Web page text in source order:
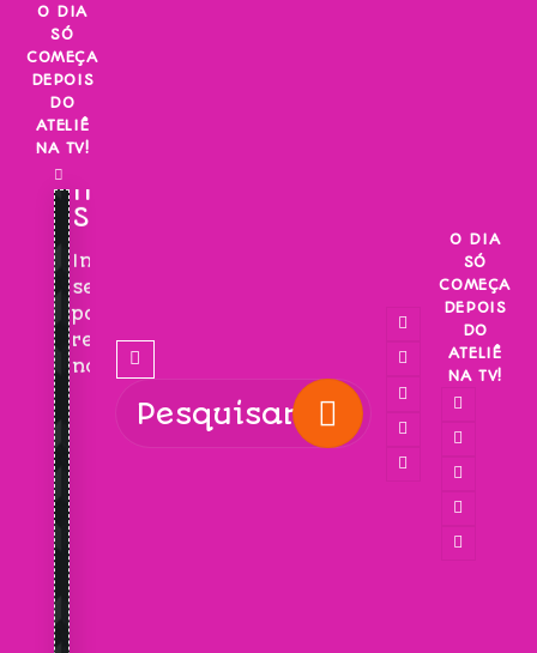
Skip
content
O DIA
SÓ
COMEÇA
DEPOIS
DO
ATELIÊ
NA TV!
INSCREVA-
SE!
Inscreva-
se
para
receber
novidades!
O DIA
SÓ
COMEÇA
DEPOIS
DO
ATELIÊ
NA TV!